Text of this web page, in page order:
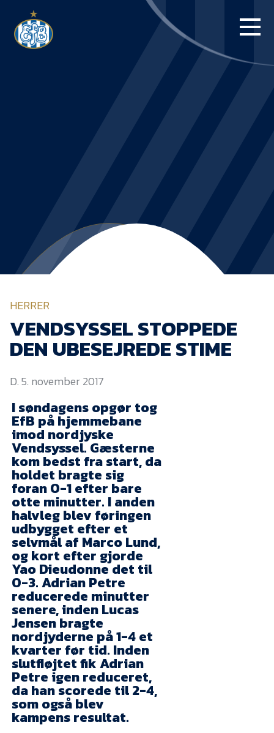
BLUE WATER
ARENA
NYHEDER
EfB Akademi
Sydvestjysk Fodbold
Samarbejde
Partnere
Blue Water Arena
Aktionærinformation
Kontakt
Job i EfB
Presse
HERRER
VENDSYSSEL STOPPEDE
DEN UBESEJREDE STIME
D. 5. november 2017
I søndagens opgør tog
EfB på hjemmebane
imod nordjyske
Vendsyssel. Gæsterne
kom bedst fra start, da
holdet bragte sig
foran 0-1 efter bare
otte minutter. I anden
halvleg blev føringen
udbygget efter et
selvmål af Marco Lund,
og kort efter gjorde
Yao Dieudonne det til
0-3. Adrian Petre
reducerede minutter
senere, inden Lucas
Jensen bragte
nordjyderne på 1-4 et
kvarter før tid. Inden
slutfløjtet fik Adrian
Petre igen reduceret,
da han scorede til 2-4,
som også blev
kampens resultat.